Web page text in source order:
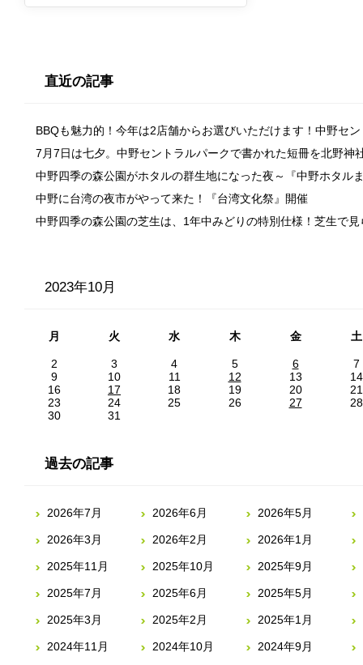
直近の記事
BBQも魅力的！今年は2店舗からお選びいただけます！中野セ
7月7日は七夕。中野セントラルパークで書かれた短冊を北野神
中野四季の森公園がホタルの群生地になった夜～『中野ホタル
中野に台湾の夜市がやって来た！『台湾文化祭』開催
中野四季の森公園の芝生は、1年中みどりの特別仕様！芝生で
2023年10月
月 火 水 木 金 土
2 3 4 5 6
7
9
10 11 12 13
14
16
17 18 19 20
21
23
24 25 26 27
28
30
31
過去の記事
2026年7月 2026年6月 2026年5月
2026年3月 2026年2月 2026年1月
2025年11月 2025年10月 2025年9月
2025年7月 2025年6月 2025年5月
2025年3月 2025年2月 2025年1月
2024年11月 2024年10月 2024年9月